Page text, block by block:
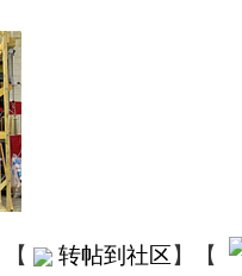
【 转帖到社区】【